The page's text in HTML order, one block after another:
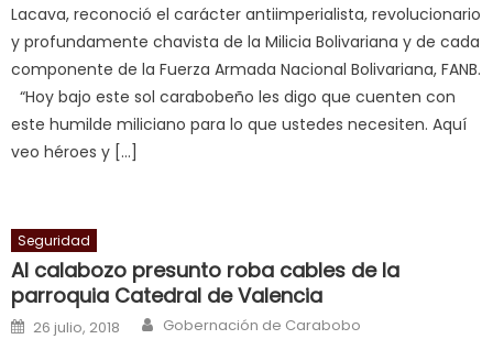
milf
in
squirting,
आपक
न
ह
क
च
त
क
Lacava, reconoció el carácter antiimperialista, revolucionario
y profundamente chavista de la Milicia Bolivariana y de cada
componente de la Fuerza Armada Nacional Bolivariana, FANB.
“Hoy bajo este sol carabobeño les digo que cuenten con
este humilde miliciano para lo que ustedes necesiten. Aquí
veo héroes y […]
Seguridad
Al calabozo presunto roba cables de la
parroquia Catedral de Valencia
Posted on
26 julio, 2018 Author
Gobernación de Carabobo